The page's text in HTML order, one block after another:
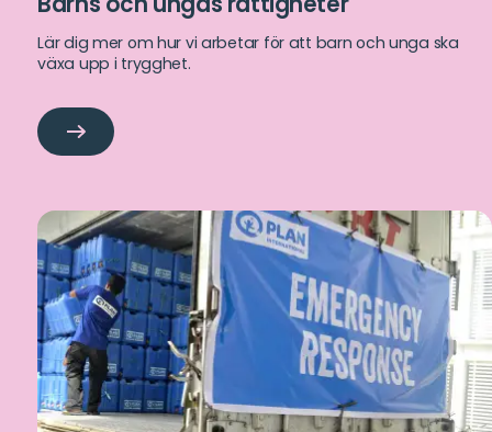
Lär dig mer om hur vi arbetar för att barn och unga ska
växa upp i trygghet.
Barns
och